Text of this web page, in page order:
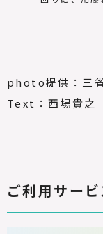
photo提供：三
Text：西場貴之
ご利用サービ